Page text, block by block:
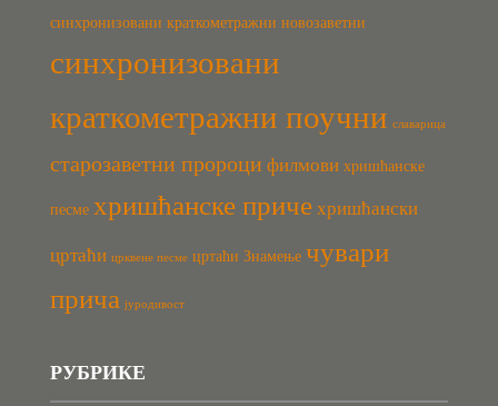
синхронизовани краткометражни новозаветни
синхронизовани
краткометражни поучни славарица
старозаветни пророци филмови хришћанске
песме хришћанске приче хришћански
цртаћи црквене песме цртаћи Знамење чувари
прича јуродивост
РУБРИКЕ